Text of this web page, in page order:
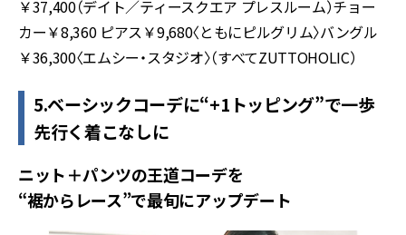
￥37,400（デイト／ティースクエア プレスルーム）チョー
カー￥8,360 ピアス￥9,680〈ともにピルグリム〉バングル
￥36,300〈エムシー・スタジオ〉（すべてZUTTOHOLIC）
5.ベーシックコーデに“+1トッピング”で一歩
先行く着こなしに
ニット＋パンツの王道コーデを
“裾からレース”で最旬にアップデート